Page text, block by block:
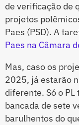
de verificação de
projetos
Paes (PSD). A
Paes na Câmara
Mas, caso os
2025, já estarão
diferente. Só o
bancada de sete
barulhentos do